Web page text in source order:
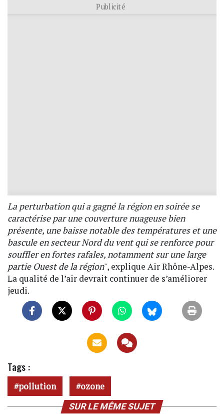
Publicité
La perturbation qui a gagné la région en soirée se
caractérise par une couverture nuageuse bien
présente, une baisse notable des températures et une
bascule en secteur Nord du vent qui se renforce pour
souffler en fortes rafales, notamment sur une large
partie Ouest de la région", explique Air Rhône-Alpes.
La qualité de l’air devrait continuer de s’améliorer
jeudi.
Tags :
pollution ozone
SUR LE MÊME SUJET